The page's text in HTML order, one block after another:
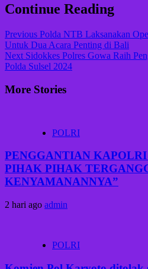
Continue Reading
Previous Polda NTB Laksanakan
Untuk Dua Acara Penting di Bali
Next Sidokkes Polres Gowa Raih
Polda Sulsel 2024
More Stories
POLRI
PENGGANTIAN
PIHAK PIHAK
KENYAMANANNYA”
2 hari ago admin
POLRI